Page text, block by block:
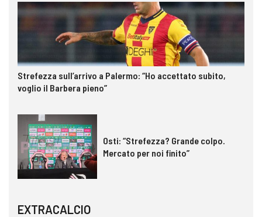
Strefezza sull’arrivo a Palermo: “Ho accettato subito,
voglio il Barbera pieno”
Osti: “Strefezza? Grande colpo.
Mercato per noi finito”
EXTRACALCIO